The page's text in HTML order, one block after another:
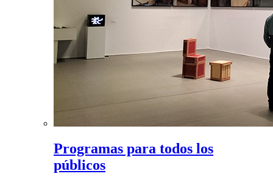
Programas para todos los
públicos